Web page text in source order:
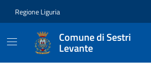
Regione Liguria
Comune di Sestri
Levante